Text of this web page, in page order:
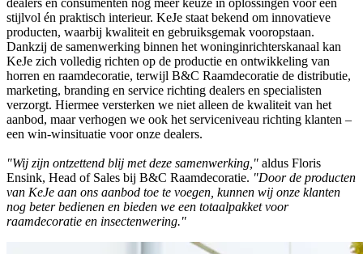
stijlvol én praktisch interieur. KeJe staat bekend om innovatieve
producten, waarbij kwaliteit en gebruiksgemak vooropstaan.
Dankzij de samenwerking binnen het woninginrichterskanaal kan
KeJe zich volledig richten op de productie en ontwikkeling van
horren en raamdecoratie, terwijl B&C Raamdecoratie de distributie,
marketing, branding en service richting dealers en specialisten
verzorgt. Hiermee versterken we niet alleen de kwaliteit van het
aanbod, maar verhogen we ook het serviceniveau richting klanten –
een win-winsituatie voor onze dealers.
"Wij zijn ontzettend blij met deze samenwerking," aldus Floris
Ensink, Head of Sales bij B&C Raamdecoratie. "Door de producten
van KeJe aan ons aanbod toe te voegen, kunnen wij onze klanten
nog beter bedienen en bieden we een totaalpakket voor
raamdecoratie en insectenwering."